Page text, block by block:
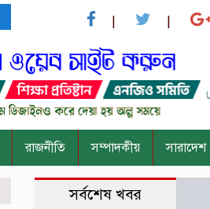
রাজনীতি সম্পাদকীয় সারাদেশ
সর্বশেষ খবর